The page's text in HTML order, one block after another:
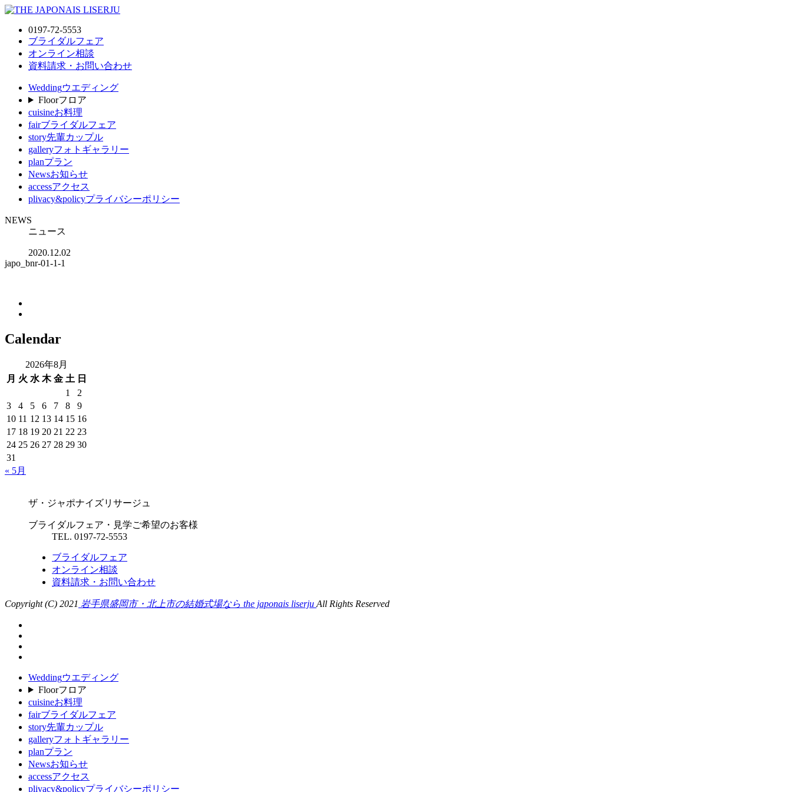
0197-72-5553
ブライダルフェア
オンライン相談
資料請求・お問い合わせ
Weddingウエディング
Floorフロア
cuisineお料理
fairブライダルフェア
story先輩カップル
galleryフォトギャラリー
planプラン
Newsお知らせ
accessアクセス
plivacy&policyプライバシーポリシー
NEWS
ニュース
2020.12.02
japo_bnr-01-1-1
Calendar
2026年8月
月 火 水 木 金 土 日
1
2
3
4 5 6 7 8
9
10 11 12 13 14 15 16
17 18 19 20 21 22 23
24 25 26 27 28 29 30
31
« 5月
ザ・ジャポナイズリサージュ
ブライダルフェア・見学ご希望のお客様
TEL. 0197-72-5553
ブライダルフェア
オンライン相談
資料請求・お問い合わせ
Copyright (C) 2021 岩手県盛岡市・北上市の結婚式場なら the japonais liserju All Rights Reserved
Weddingウエディング
Floorフロア
cuisineお料理
fairブライダルフェア
story先輩カップル
galleryフォトギャラリー
planプラン
Newsお知らせ
accessアクセス
plivacy&policyプライバシーポリシー